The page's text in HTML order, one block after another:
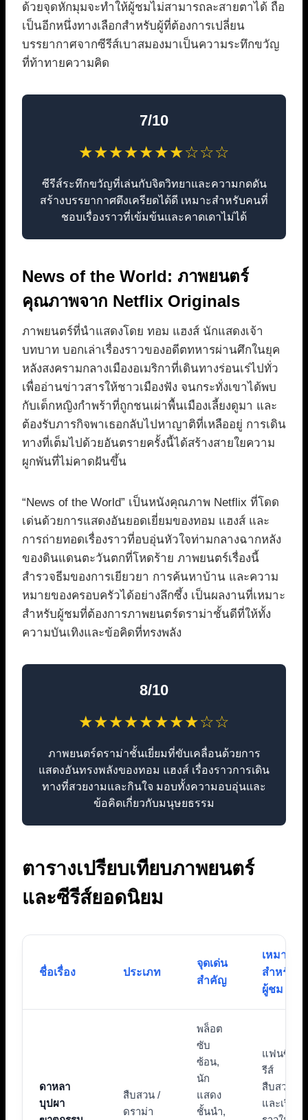
ด้วยจุดหักมุมจะทำให้ผู้ชมไม่สามารถละสายตาได้ ถือ
เป็นอีกหนึ่งทางเลือกสำหรับผู้ที่ต้องการเปลี่ยน
บรรยากาศจากซีรีส์เบาสมองมาเป็นความระทึกขวัญ
ที่ท้าทายความคิด
7/10
★★★★★★★☆☆☆
ซีรีส์ระทึกขวัญที่เล่นกับจิตวิทยาและความกดดัน
สร้างบรรยากาศตึงเครียดได้ดี เหมาะสำหรับคนที่
ชอบเรื่องราวที่เข้มข้นและคาดเดาไม่ได้
News of the World: ภาพยนตร์
คุณภาพจาก Netflix Originals
ภาพยนตร์ที่นำแสดงโดย ทอม แฮงส์ นักแสดงเจ้า
บทบาท บอกเล่าเรื่องราวของอดีตทหารผ่านศึกในยุค
หลังสงครามกลางเมืองอเมริกาที่เดินทางร่อนเร่ไปทั่ว
เพื่ออ่านข่าวสารให้ชาวเมืองฟัง จนกระทั่งเขาได้พบ
กับเด็กหญิงกำพร้าที่ถูกชนเผ่าพื้นเมืองเลี้ยงดูมา และ
ต้องรับภารกิจพาเธอกลับไปหาญาติที่เหลืออยู่ การเดิน
ทางที่เต็มไปด้วยอันตรายครั้งนี้ได้สร้างสายใยความ
ผูกพันที่ไม่คาดฝันขึ้น
“News of the World” เป็นหนังคุณภาพ Netflix ที่โดด
เด่นด้วยการแสดงอันยอดเยี่ยมของทอม แฮงส์ และ
การถ่ายทอดเรื่องราวที่อบอุ่นหัวใจท่ามกลางฉากหลัง
ของดินแดนตะวันตกที่โหดร้าย ภาพยนตร์เรื่องนี้
สำรวจธีมของการเยียวยา การค้นหาบ้าน และความ
หมายของครอบครัวได้อย่างลึกซึ้ง เป็นผลงานที่เหมาะ
สำหรับผู้ชมที่ต้องการภาพยนตร์ดราม่าชั้นดีที่ให้ทั้ง
ความบันเทิงและข้อคิดที่ทรงพลัง
8/10
★★★★★★★★☆☆
ภาพยนตร์ดราม่าชั้นเยี่ยมที่ขับเคลื่อนด้วยการ
แสดงอันทรงพลังของทอม แฮงส์ เรื่องราวการเดิน
ทางที่สวยงามและกินใจ มอบทั้งความอบอุ่นและ
ข้อคิดเกี่ยวกับมนุษยธรรม
ตารางเปรียบเทียบภาพยนตร์
และซีรีส์ยอดนิยม
ชื่อเรื่อง ประเภท
จุดเด่น
สำคัญ
เหมาะ
สำหรับ
ผู้ชม
ดาหลา
บุปผา
สืบสวน /
ดราม่า
พล็อต
ซับ
ซ้อน,
นัก
แสดง
ชั้นนำ,
แฟนซี
รีส์
สืบสวน
และเรื่อง